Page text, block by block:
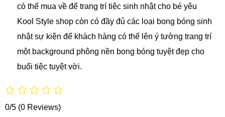
có thể mua về để trang trí tiệc sinh nhật cho bé yêu
Kool Style shop còn có đầy đủ các loại bong bóng sinh
nhật sự kiện để khách hàng có thể lên ý tưởng trang trí
một background phông nền bong bóng tuyệt đẹp cho
buổi tiệc tuyệt vời.
0/5 (0 Reviews)